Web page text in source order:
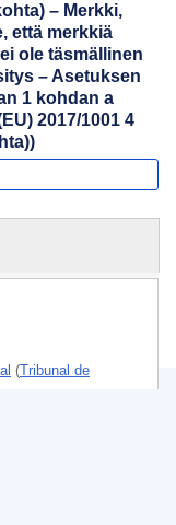
– Merkki,
että merkkiä
ole täsmällinen
– Asetuksen
1 kohdan a
2017/1001 4
(Tribunal de
Europeia